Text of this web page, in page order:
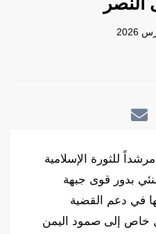
للثورة الإسلامية
بدور قوى جبهة
في دعم القضية
خاص إلى صمود اليمن